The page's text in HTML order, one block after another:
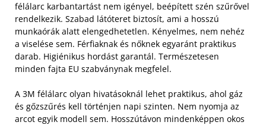
félálarc karbantartást nem igényel, beépített szén szűrővel
rendelkezik. Szabad látóteret biztosít, ami a hosszú
munkaórák alatt elengedhetetlen. Kényelmes, nem nehéz
a viselése sem. Férfiaknak és nőknek egyaránt praktikus
darab. Higiénikus hordást garantál. Természetesen
minden fajta EU szabványnak megfelel.
A 3M félálarc olyan hivatásoknál lehet praktikus, ahol gáz
és gőzszűrés kell történjen napi szinten. Nem nyomja az
arcot egyik modell sem. Hosszútávon mindenképpen okos